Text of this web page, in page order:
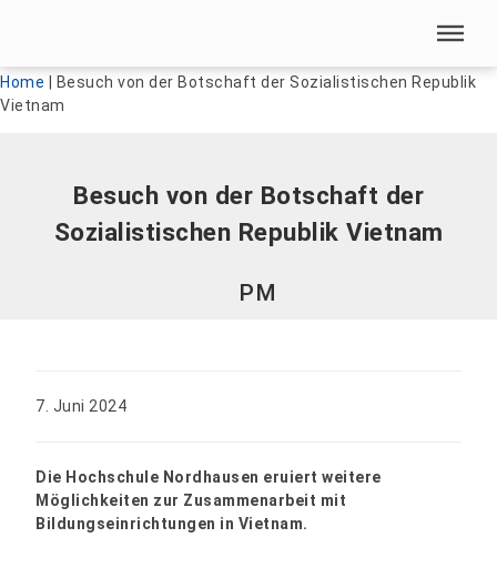
Menü überspringen
Home
Besuch von der Botschaft der Sozialistischen Republik
Vietnam
Besuch von der Botschaft der
Sozialistischen Republik Vietnam
PM
7. Juni 2024
Die Hochschule Nordhausen eruiert weitere
Möglichkeiten zur Zusammenarbeit mit
Bildungseinrichtungen in Vietnam.